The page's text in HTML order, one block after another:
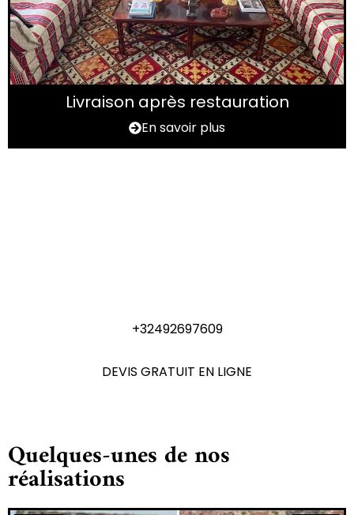
Livraison après restauration
En savoir plus
+32492697609
DEVIS GRATUIT EN LIGNE
Quelques-unes de nos
réalisations